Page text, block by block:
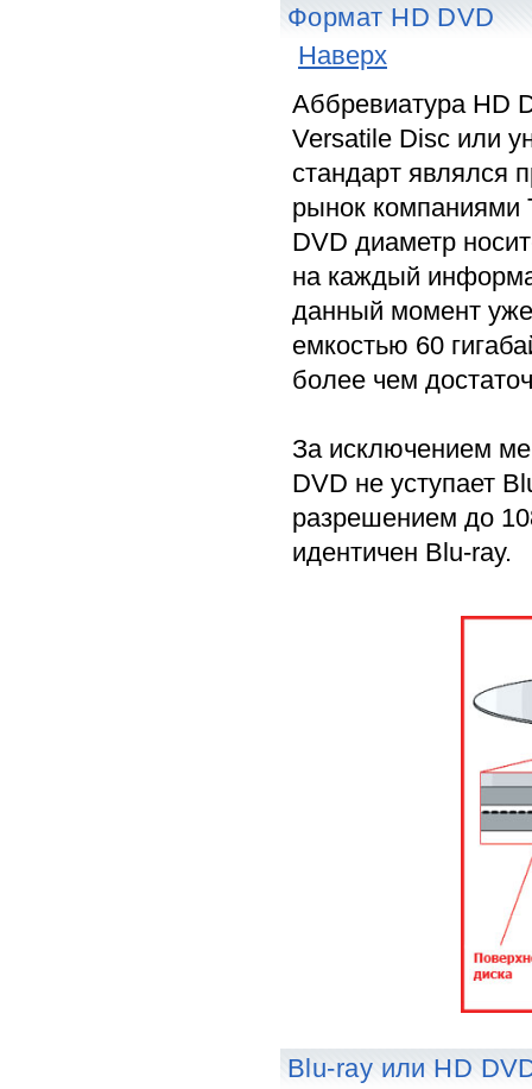
Формат HD DVD
Наверх
Аббревиатура HD
Versatile Disc или
стандарт являлся
рынок компаниями
DVD диаметр
на каждый
данный момент
емкостью 60
более чем
За исключением
DVD не уступает
разрешением до
идентичен Blu-ray.
Blu-ray или HD